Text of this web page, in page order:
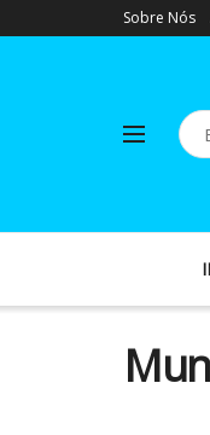
Sobre Nós